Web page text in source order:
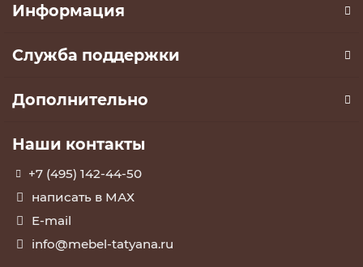
Информация
Служба поддержки
Дополнительно
Наши контакты
+7 (495) 142-44-50
написать в МАХ
E-mail
info@mebel-tatyana.ru